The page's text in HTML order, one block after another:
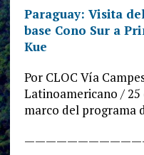
Paraguay: Visita
base Cono Sur a
Kue
Por CLOC Vía
Latinoamericano / 25
marco del programa